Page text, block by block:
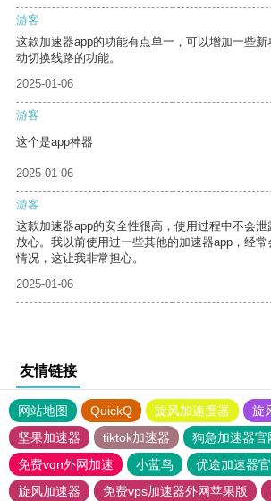
游客
这款加速器app的功能有点单一，可以增加一些
动切换线路的功能。
2025-01-06
游客
这个是app神器
2025-01-06
游客
这款加速器app的安全性很高，使用过程中不会
放心。我以前使用过一些其他的加速器app，经
情况，这让我非常担心。
2025-01-06
友情链接
网站地图 QuickQ 旋风加速度器
旋
坚果加速器
tiktok加速器
狗急加速器官
免费vqn外网加速
小蓝鸟 优途加速器
旋风加速器
免费vps加速器外网苹果版